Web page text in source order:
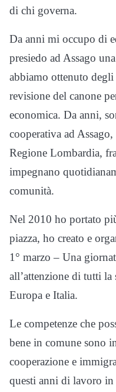
di chi governa.
Da anni mi occupo di
presiedo ad Assago
abbiamo ottenuto
revisione del canone
economica. Da anni,
cooperativa ad
Regione Lombardia,
impegnano
comunità.
Nel 2010 ho portato
piazza, ho creato e
1° marzo – Una
all’attenzione di tutti
Europa e Italia.
Le competenze che
bene in comune sono
cooperazione e
questi anni di lavoro in